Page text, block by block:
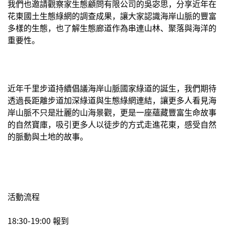
我們也邀請觀察家生態顧問有限公司的吳宓思，分享近年在
花東國土生態綠網的調查成果，讓大家認識海岸山脈的豐富
多樣的生態，也了解生態廊道作為串連山林、聚落與海洋的
重要性。
近年千里步道持續倡議海岸山脈國家綠道的誕生，我們期待
透過長距離步道加深綠道與生態綠網連結，讓更多人看見海
岸山脈不只是壯麗的山海景觀，更是一座蘊藏豐富生命故事
的自然寶庫，吸引更多人以徒步的方式走進花東，感受自然
的脈動與土地的故事。
活動流程
18:30-19:00 報到